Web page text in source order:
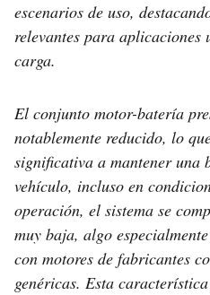
escenarios de uso,
relevantes para aplicaciones
carga.
El conjunto motor-batería
notablemente reducido, lo
significativa a mantener una
vehículo, incluso en
operación, el sistema se
muy baja, algo
con motores de fabricantes
genéricas. Esta